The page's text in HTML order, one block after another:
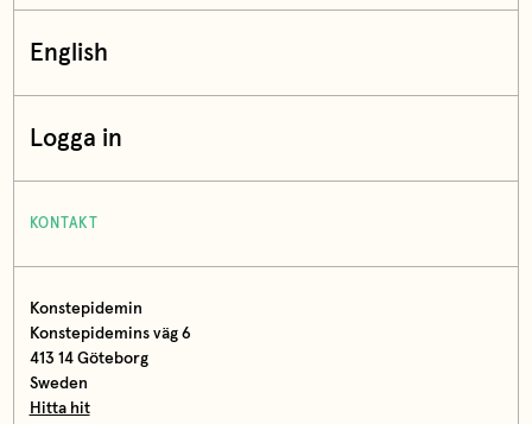
English
Logga in
KONTAKT
Konstepidemin
Konstepidemins väg 6
413 14 Göteborg
Sweden
Hitta hit